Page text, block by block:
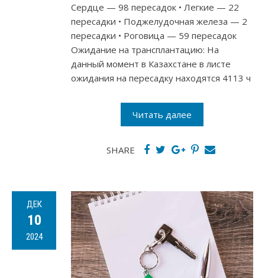
Сердце — 98 пересадок • Легкие — 22
пересадки • Поджелудочная железа — 2
пересадки • Роговица — 59 пересадок
Ожидание на трансплантацию: На
данный момент в Казахстане в листе
ожидания на пересадку находятся 4113 ч
Читать далее
SHARE
ДЕК
10
2024